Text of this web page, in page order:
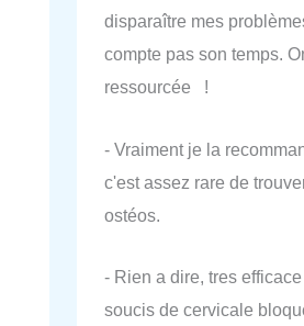
disparaître mes
compte pas son temps.
ressourcée !
- Vraiment je la
c'est assez rare de
ostéos.
- Rien a dire, tres
soucis de cervicale